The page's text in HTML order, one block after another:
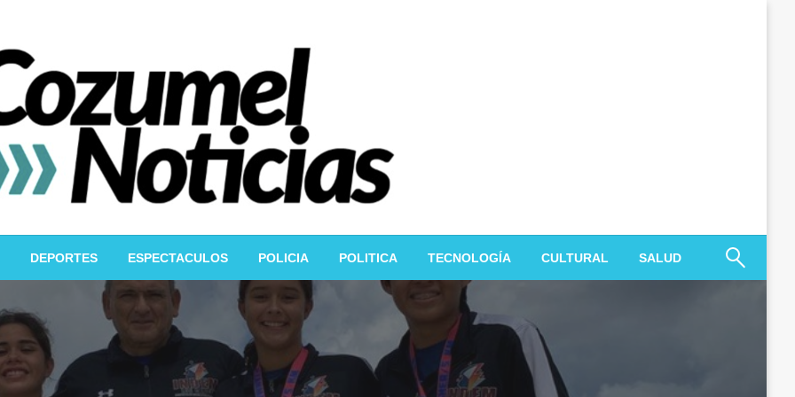
DEPORTES ESPECTACULOS POLICIA POLITICA TECNOLOGÍA CULTURAL SALUD